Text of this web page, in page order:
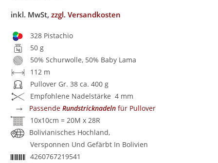
inkl. MwSt,zzgl. Versandkosten
328 Pistachio
50 g
50% Schurwolle, 50% Baby Lama
112 m
Pullover Gr. 38 ca. 400 g
Empfohlene Nadelstärke 4 mm
→ PassendeRundstricknadeln für Pullover
10x10cm = 20M x 28R
Bolivianisches Hochland,
Versponnen Und Gefärbt In Bolivien
4260767219541